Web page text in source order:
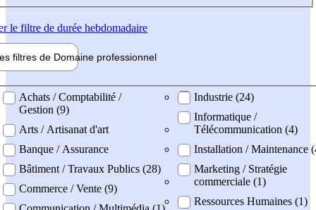
le filtre de durée hebdomadaire
filtres de Domaine professionnel
professionel
Achats / Comptabilité /
Gestion (9)
Arts / Artisanat d'art
Banque / Assurance
Bâtiment / Travaux Publics (28)
Commerce / Vente (9)
Industrie (24)
Informatique /
Télécommunication (4)
Installation / Maintenance
Marketing / Stratégie
commerciale (1)
Ressources Humaines (1)